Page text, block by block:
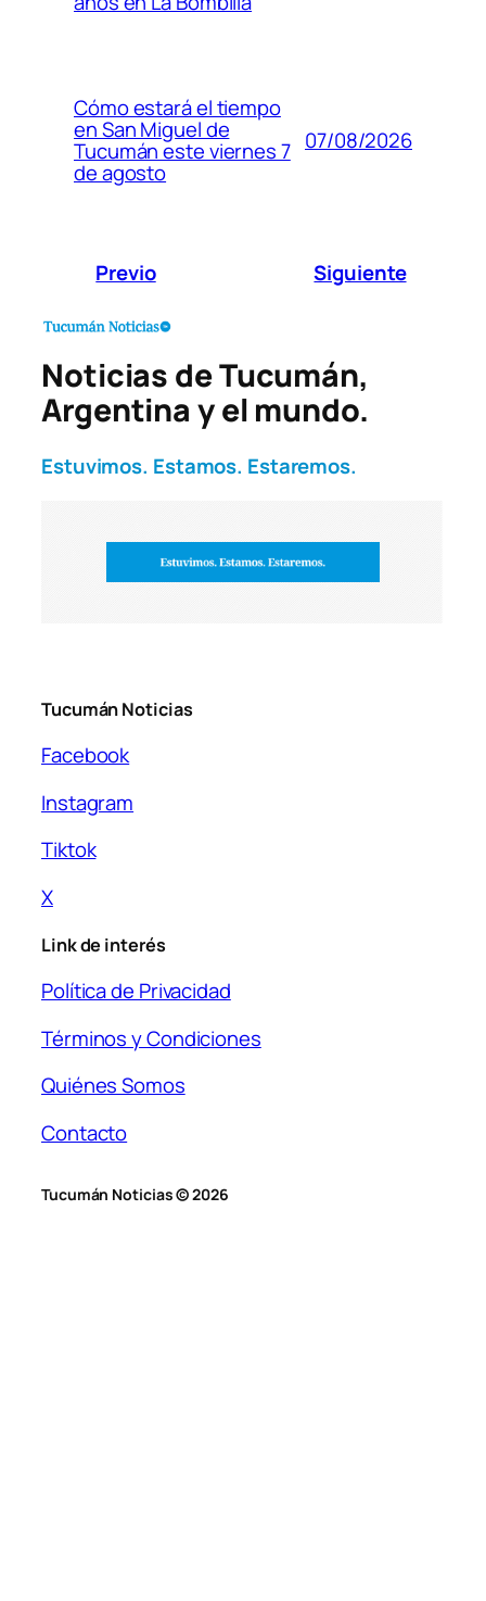
Cómo estará el tiempo
en San Miguel de
Tucumán este viernes 7
de agosto
07/08/2026
Previo Siguiente
Noticias de Tucumán,
Argentina y el mundo.
Estuvimos. Estamos. Estaremos.
Tucumán Noticias
Facebook
Instagram
Tiktok
X
Link de interés
Política de Privacidad
Términos y Condiciones
Quiénes Somos
Contacto
Tucumán Noticias © 2026